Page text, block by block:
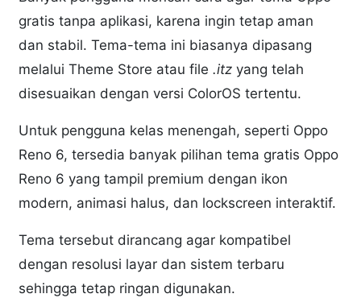
gratis tanpa aplikasi, karena ingin tetap aman
dan stabil. Tema-tema ini biasanya dipasang
melalui Theme Store atau file.itz yang telah
disesuaikan dengan versi ColorOS tertentu.
Untuk pengguna kelas menengah, seperti Oppo
Reno 6, tersedia banyak pilihan tema gratis Oppo
Reno 6 yang tampil premium dengan ikon
modern, animasi halus, dan lockscreen interaktif.
Tema tersebut dirancang agar kompatibel
dengan resolusi layar dan sistem terbaru
sehingga tetap ringan digunakan.